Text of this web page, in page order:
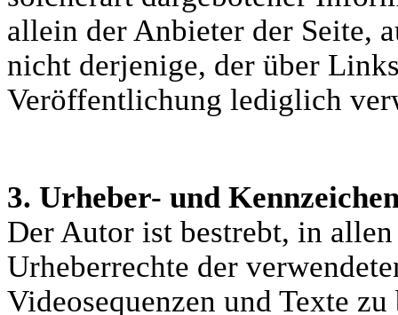
allein der Anbieter der Seite,
nicht derjenige, der über
Veröffentlichung lediglich
3. Urheber- und
Der Autor ist bestrebt, in
Urheberrechte der
Videosequenzen und Texte